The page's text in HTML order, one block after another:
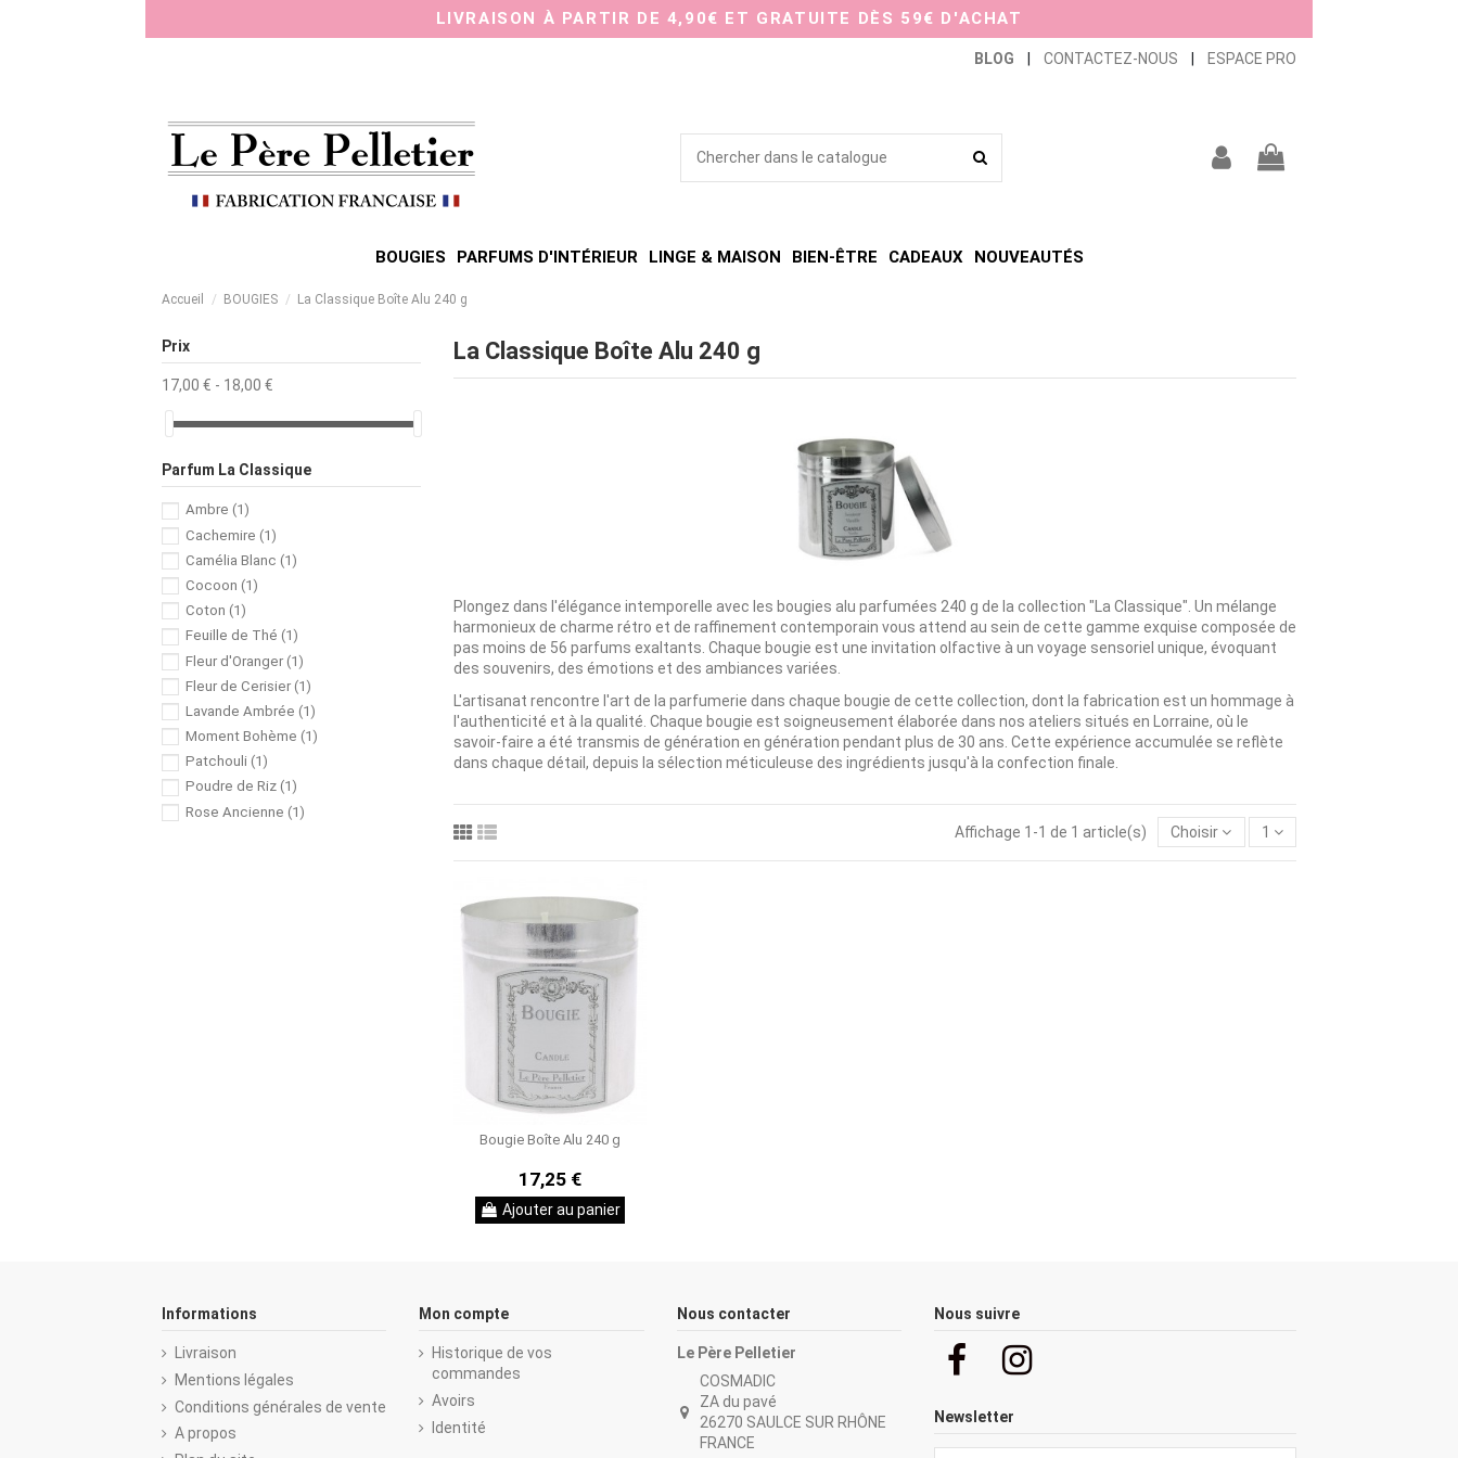
LIVRAISON À PARTIR DE 4,90€ ET GRATUITE DÈS 59€ D'ACHAT
BLOG CONTACTEZ-NOUS ESPACE PRO
BOUGIES PARFUMS D'INTÉRIEUR LINGE & MAISON BIEN-ÊTRE CADEAUX NOUVEAUTÉS
Accueil BOUGIES La Classique Boîte Alu 240 g
La Classique Boîte Alu 240 g
Plongez dans l'élégance intemporelle avec les bougies alu parfumées 240 g de la collection "La Classique". Un mélange
harmonieux de charme rétro et de raffinement contemporain vous attend au sein de cette gamme exquise composée de
pas moins de 56 parfums exaltants. Chaque bougie est une invitation olfactive à un voyage sensoriel unique, évoquant
des souvenirs, des émotions et des ambiances variées.
L'artisanat rencontre l'art de la parfumerie dans chaque bougie de cette collection, dont la fabrication est un hommage à
l'authenticité et à la qualité. Chaque bougie est soigneusement élaborée dans nos ateliers situés en Lorraine, où le
savoir-faire a été transmis de génération en génération pendant plus de 30 ans. Cette expérience accumulée se reflète
dans chaque détail, depuis la sélection méticuleuse des ingrédients jusqu'à la confection finale.
Affichage 1-1 de 1 article(s) Choisir 1
Bougie Boîte Alu 240 g
17,25 €
Ajouter au panier
Prix
17,00 € - 18,00 €
Parfum La Classique
Ambre (1)
Cachemire (1)
Camélia Blanc (1)
Cocoon (1)
Coton (1)
Feuille de Thé (1)
Fleur d'Oranger (1)
Fleur de Cerisier (1)
Lavande Ambrée (1)
Moment Bohème (1)
Patchouli (1)
Poudre de Riz (1)
Rose Ancienne (1)
Informations
Livraison
Mentions légales
Conditions générales de vente
A propos
Mon compte
Historique de vos
commandes
Avoirs
Identité
Nous contacter
Le Père Pelletier
COSMADIC
ZA du pavé
26270 SAULCE SUR RHÔNE
FRANCE
Nous suivre
Newsletter